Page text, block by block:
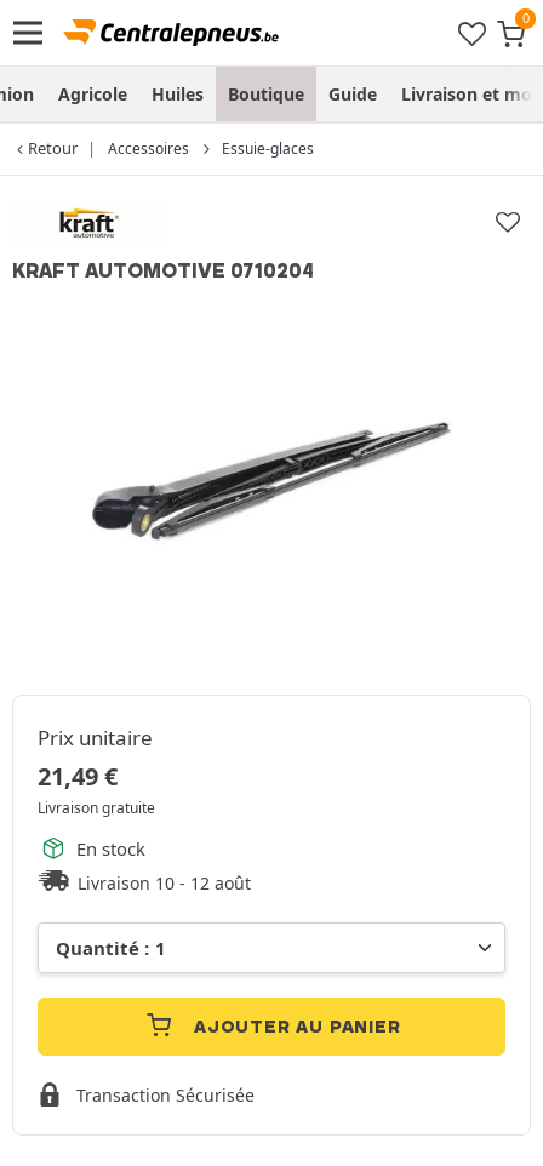
Agricole Huiles Boutique Guide Livraison et
Retour Accessoires Essuie-glaces
KRAFT AUTOMOTIVE 0710204
Prix unitaire
21,49€
Livraison gratuite
En stock
Livraison 10 - 12 août
AJOUTER AU PANIER
Transaction Sécurisée